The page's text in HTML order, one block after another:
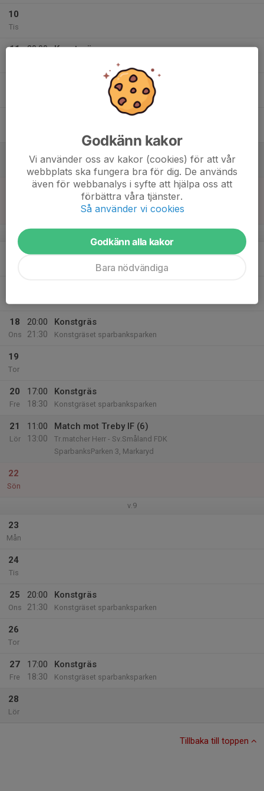
10
Tis
11
20:00
Konstgräs
Konstgräset sparbanksparken
15:00
Match mot Vittsjö GIK
Tr.matcher Herr - Sv.Småland FDK
SparbanksParken 3, Markaryd
18
Ons
20:00
21:30
Konstgräs
Konstgräset sparbanksparken
19
Tor
20
Fre
17:00
18:30
Konstgräs
Konstgräset sparbanksparken
21
Lör
11:00
13:00
Match mot Treby IF (6)
Tr.matcher Herr - Sv.Småland FDK
SparbanksParken 3, Markaryd
22
Sön
v.9
23
Mån
24
Tis
25
Ons
20:00
21:30
Konstgräs
Konstgräset sparbanksparken
26
Tor
27
Fre
17:00
18:30
Konstgräs
Konstgräset sparbanksparken
28
Lör
Tillbaka till toppen
Godkänn kakor
Vi använder oss av kakor (cookies) för att vår
webbplats ska fungera bra för dig. De används
även för webbanalys i syfte att hjälpa oss att
förbättra våra tjänster.
Så använder vi cookies
Godkänn alla kakor
Bara nödvändiga